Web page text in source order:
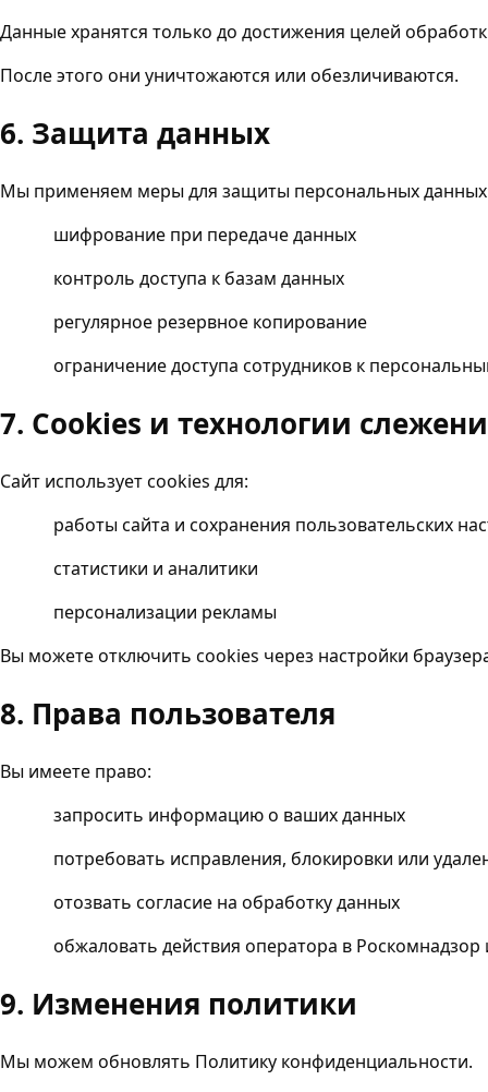
Данные хранятся только до достижения целей
После этого они уничтожаются или обезличиваются.
6. Защита данных
Мы применяем меры для защиты персональных
шифрование при передаче данных
контроль доступа к базам данных
регулярное резервное копирование
ограничение доступа сотрудников к
7. Cookies и технологии
Сайт использует cookies для:
работы сайта и сохранения пользовательских
статистики и аналитики
персонализации рекламы
Вы можете отключить cookies через настройки
8. Права пользователя
Вы имеете право:
запросить информацию о ваших данных
потребовать исправления, блокировки или
отозвать согласие на обработку данных
обжаловать действия оператора в Роскомнадзор
9. Изменения политики
Мы можем обновлять Политику конфиденциальности.